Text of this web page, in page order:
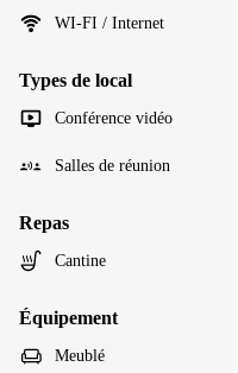
WI-FI / Internet
Types de local
Conférence vidéo
Salles de réunion
Repas
Cantine
Équipement
Meublé